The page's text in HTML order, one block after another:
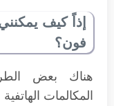
إذاً كيف
فون؟
هناك بعض
المكالمات